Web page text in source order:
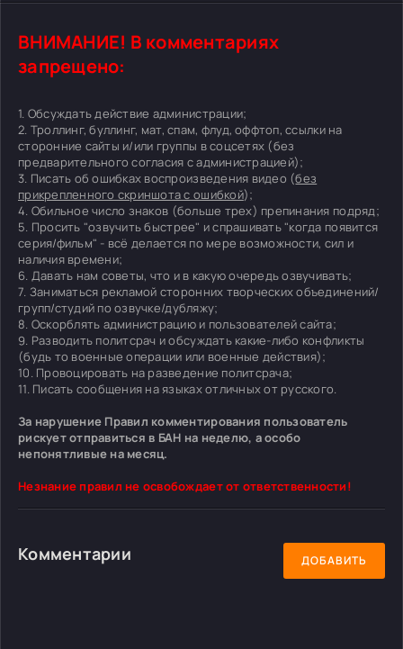
ВНИМАНИЕ! В комментариях
запрещено:
1. Обсуждать действие администрации;
2. Троллинг, буллинг, мат, спам, флуд, оффтоп, ссылки на
сторонние сайты и/или группы в соцсетях (без
предварительного согласия с администрацией);
3. Писать об ошибках воспроизведения видео (без
прикрепленного скриншота с ошибкой);
4. Обильное число знаков (больше трех) препинания подряд;
5. Просить "озвучить быстрее" и спрашивать "когда появится
серия/фильм" - всё делается по мере возможности, сил и
наличия времени;
6. Давать нам советы, что и в какую очередь озвучивать;
7. Заниматься рекламой сторонних творческих объединений/
групп/студий по озвучке/дубляжу;
8. Оскорблять администрацию и пользователей сайта;
9. Разводить политсрач и обсуждать какие-либо конфликты
(будь то военные операции или военные действия);
10. Провоцировать на разведение политсрача;
11. Писать сообщения на языках отличных от русского.
За нарушение Правил комментирования пользователь
рискует отправиться в БАН на неделю, а особо
непонятливые на месяц.
Незнание правил не освобождает от ответственности!
Комментарии ДОБАВИТЬ